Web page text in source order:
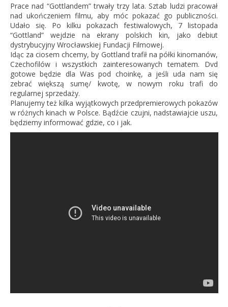
Prace nad “Gottlandem” trwały trzy lata. Sztab ludzi pracował
nad ukończeniem filmu, aby móc pokazać go publiczności.
Udało się. Po kilku pokazach festiwalowych, 7 listopada
“Gottland” wejdzie na ekrany polskich kin, jako debiut
dystrybucyjny Wrocławskiej Fundacji Filmowej.
Idąc za ciosem chcemy, by Gottland trafił na półki kinomanów,
Czechofilów i wszystkich zainteresowanych tematem. Dvd
gotowe będzie dla Was pod choinkę, a jeśli uda nam się
zebrać większą sumę/ kwotę, w nowym roku trafi do
regularnej sprzedaży.
Planujemy też kilka wyjątkowych przedpremierowych pokazów
w różnych kinach w Polsce. Bądźcie czujni, nadstawiajcie uszu,
będziemy informować gdzie, co i jak.